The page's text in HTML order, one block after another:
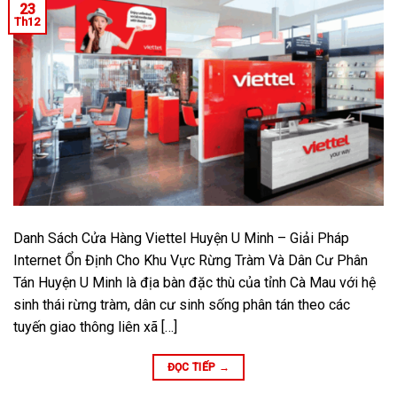
23
Th12
Danh Sách Cửa Hàng Viettel Huyện U Minh – Giải Pháp
Internet Ổn Định Cho Khu Vực Rừng Tràm Và Dân Cư Phân
Tán Huyện U Minh là địa bàn đặc thù của tỉnh Cà Mau với hệ
sinh thái rừng tràm, dân cư sinh sống phân tán theo các
tuyến giao thông liên xã […]
ĐỌC TIẾP →